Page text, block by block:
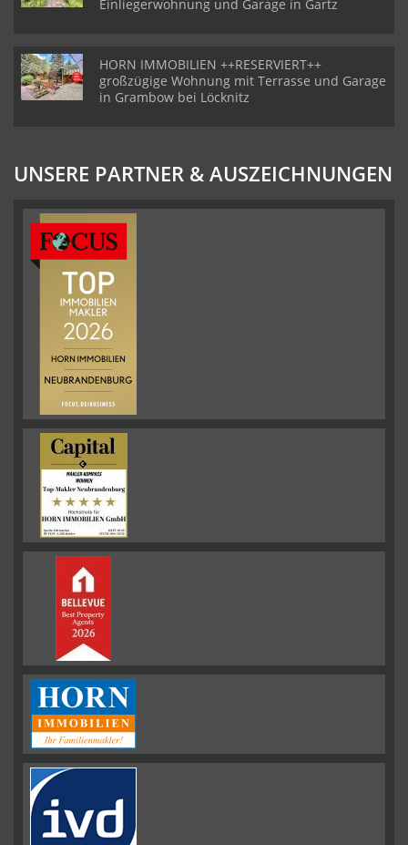
Einliegerwohnung und Garage in Gartz
HORN IMMOBILIEN ++RESERVIERT++
großzügige Wohnung mit Terrasse und Garage
in Grambow bei Löcknitz
UNSERE PARTNER & AUSZEICHNUNGEN